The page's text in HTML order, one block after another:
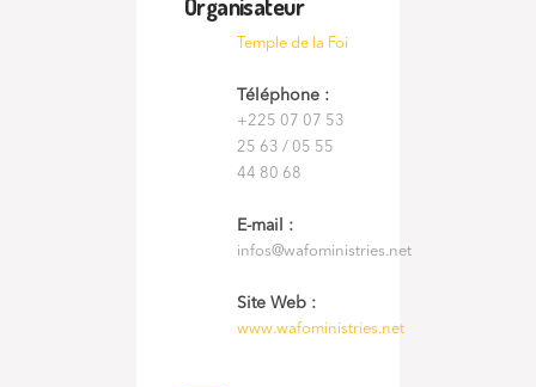
Organisateur
Temple de la Foi
Téléphone :
+225 07 07 53
25 63 / 05 55
44 80 68
E-mail :
infos@wafoministries.net
Site Web :
www.wafoministries.net